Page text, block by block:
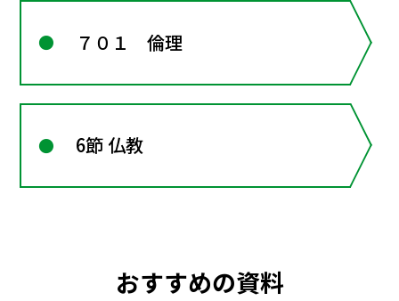
７０１ 倫理
6節 仏教
おすすめの資料